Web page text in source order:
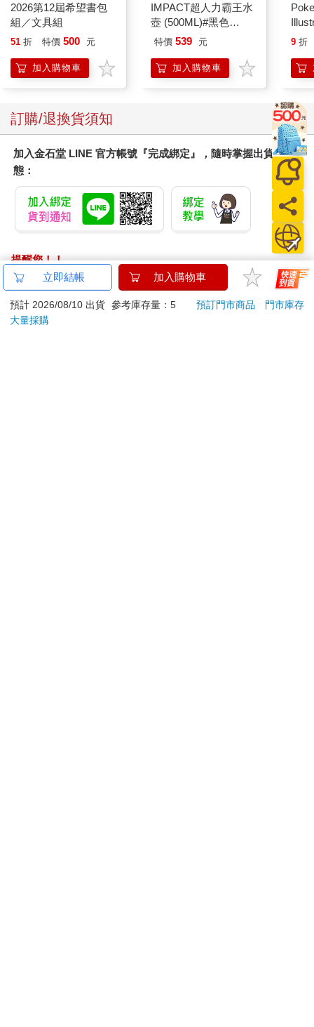
2026第12屆希望書包
組／文具組
51 折 特價 500 元
加入購物車
IMPACT超人力霸王水
壺 (500ML)#黑色
IMUTB01BK
特價 539 元
加入購物車
9 折
訂購/退換貨須知
加入金石堂 LINE 官方帳號『完成綁定』，隨時掌握出貨動
態：
提醒您！！
金石堂及銀行均不會請您操作ATM! 如接獲電話要求您前往
ATM提款機，請不要聽從指示，以免受騙上當！
退換貨須知：
立即結帳 加入購物車
預計 2026/08/10 出貨 參考庫存量：5 預訂門市商品
門市庫存
大量採購